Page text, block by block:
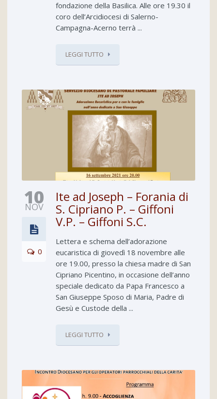
fondazione della Basilica. Alle ore 19.30 il
coro dell’Arcidiocesi di Salerno-
Campagna-Acerno terrà ...
LEGGI TUTTO
10
NOV
0
Ite ad Joseph – Forania di
S. Cipriano P. – Giffoni
V.P. – Giffoni S.C.
Lettera e schema dell’adorazione
eucaristica di giovedì 18 novembre alle
ore 19.00, presso la chiesa madre di San
Cipriano Picentino, in occasione dell’anno
speciale dedicato da Papa Francesco a
San Giuseppe Sposo di Maria, Padre di
Gesù e Custode della ...
LEGGI TUTTO